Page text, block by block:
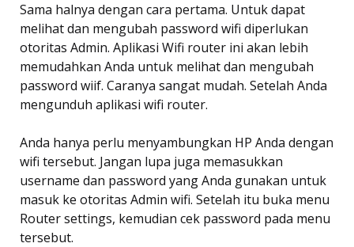
Sama halnya dengan cara pertama. Untuk dapat
melihat dan mengubah password wifi diperlukan
otoritas Admin. Aplikasi Wifi router ini akan lebih
memudahkan Anda untuk melihat dan mengubah
password wiif. Caranya sangat mudah. Setelah Anda
mengunduh aplikasi wifi router.
Anda hanya perlu menyambungkan HP Anda dengan
wifi tersebut. Jangan lupa juga memasukkan
username dan password yang Anda gunakan untuk
masuk ke otoritas Admin wifi. Setelah itu buka menu
Router settings, kemudian cek password pada menu
tersebut.